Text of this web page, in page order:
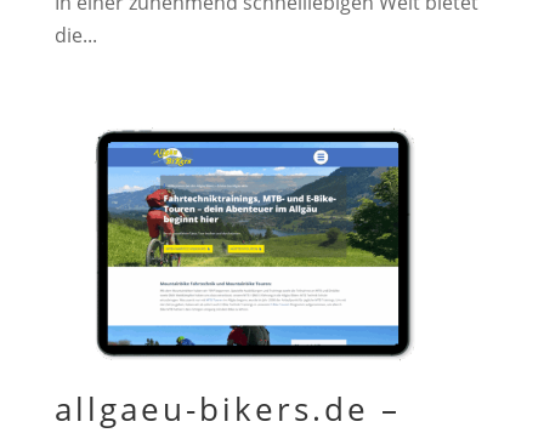
die...
allgaeu-bikers.de –